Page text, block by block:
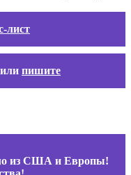
лист
или пишите
из США и Европы!